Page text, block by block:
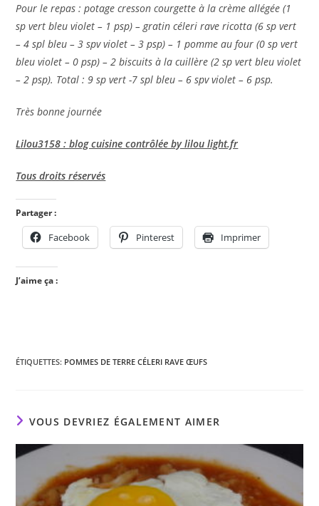
Pour le repas : potage cresson courgette à la crème allégée (1
sp vert bleu violet – 1 psp) – gratin céleri rave ricotta (6 sp vert
– 4 spl bleu – 3 spv violet – 3 psp) – 1 pomme au four (0 sp vert
bleu violet – 0 psp) – 2 biscuits à la cuillère (2 sp vert bleu violet
– 2 psp). Total : 9 sp vert -7 spl bleu – 6 spv violet – 6 psp.
Très bonne journée
Lilou3158 : blog cuisine contrôlée by lilou light.fr
Tous droits réservés
Partager :
Facebook Pinterest Imprimer
J’aime ça :
ÉTIQUETTES: POMMES DE TERRE CÉLERI RAVE ŒUFS
VOUS DEVRIEZ ÉGALEMENT AIMER